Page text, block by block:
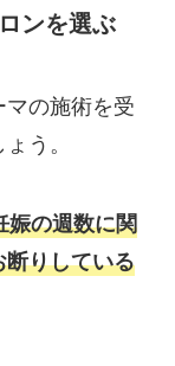
ンを選ぶ
マの施術を受
う。
娠の週数に関
断りしている